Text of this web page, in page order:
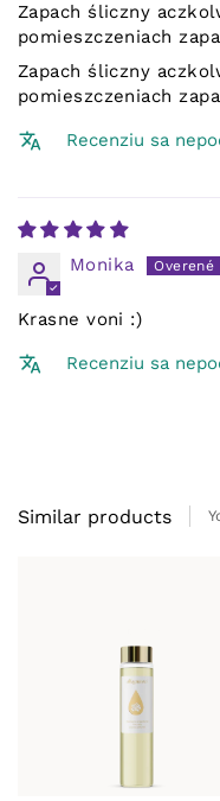
Zapach śliczny
pomieszczeniach
Zapach śliczny
pomieszczeniach
Recenziu sa
Monika
Krasne voni :)
Recenziu sa
Similar products